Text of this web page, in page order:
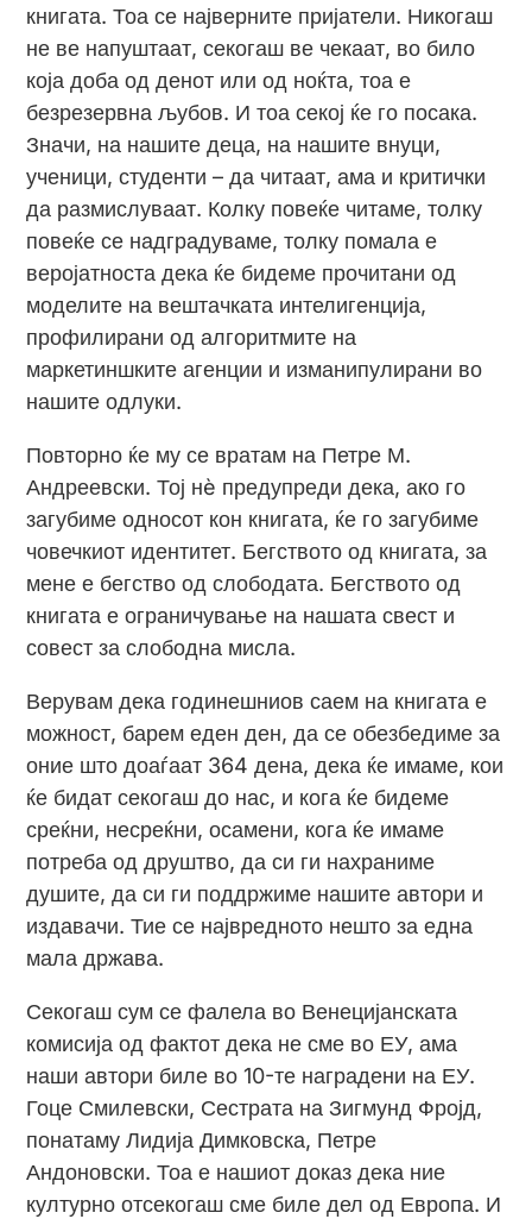
книгата. Тоа се најверните пријатели. Никогаш
не ве напуштаат, секогаш ве чекаат, во било
која доба од денот или од ноќта, тоа е
безрезервна љубов. И тоа секој ќе го посака.
Значи, на нашите деца, на нашите внуци,
ученици, студенти – да читаат, ама и критички
да размислуваат. Колку повеќе читаме, толку
повеќе се надградуваме, толку помала е
веројатноста дека ќе бидеме прочитани од
моделите на вештачката интелигенција,
профилирани од алгоритмите на
маркетиншките агенции и изманипулирани во
нашите одлуки.
Повторно ќе му се вратам на Петре М.
Андреевски. Тој нè предупреди дека, ако го
загубиме односот кон книгата, ќе го загубиме
човечкиот идентитет. Бегството од книгата, за
мене е бегство од слободата. Бегството од
книгата е ограничување на нашата свест и
совест за слободна мисла.
Верувам дека годинешниов саем на книгата е
можност, барем еден ден, да се обезбедиме за
оние што доаѓаат 364 дена, дека ќе имаме, кои
ќе бидат секогаш до нас, и кога ќе бидеме
среќни, несреќни, осамени, кога ќе имаме
потреба од друштво, да си ги нахраниме
душите, да си ги поддржиме нашите автори и
издавачи. Тие се највредното нешто за една
мала држава.
Секогаш сум се фалела во Венецијанската
комисија од фактот дека не сме во ЕУ, ама
наши автори биле во 10-те наградени на ЕУ.
Гоце Смилевски, Сестрата на Зигмунд Фројд,
понатаму Лидија Димковска, Петре
Андоновски. Тоа е нашиот доказ дека ние
културно отсекогаш сме биле дел од Европа. И